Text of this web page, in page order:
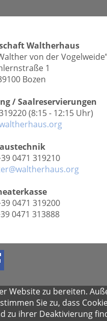
Waltherhaus
von der
1
Bozen
/ Saalreservierungen
(8:15 - 12:15 Uhr)
0471 319210
0471 319200
0471 313888
zu bereiten.
Sie zu, dass
zu ihrer Deaktivierung